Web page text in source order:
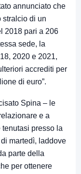
annunciato che
stralcio di un
2018 pari a 206
sede, la
2020 e 2021,
accrediti per
di euro”.
Spina – le
e a
presso la
martedì, laddove
parte della
per ottenere